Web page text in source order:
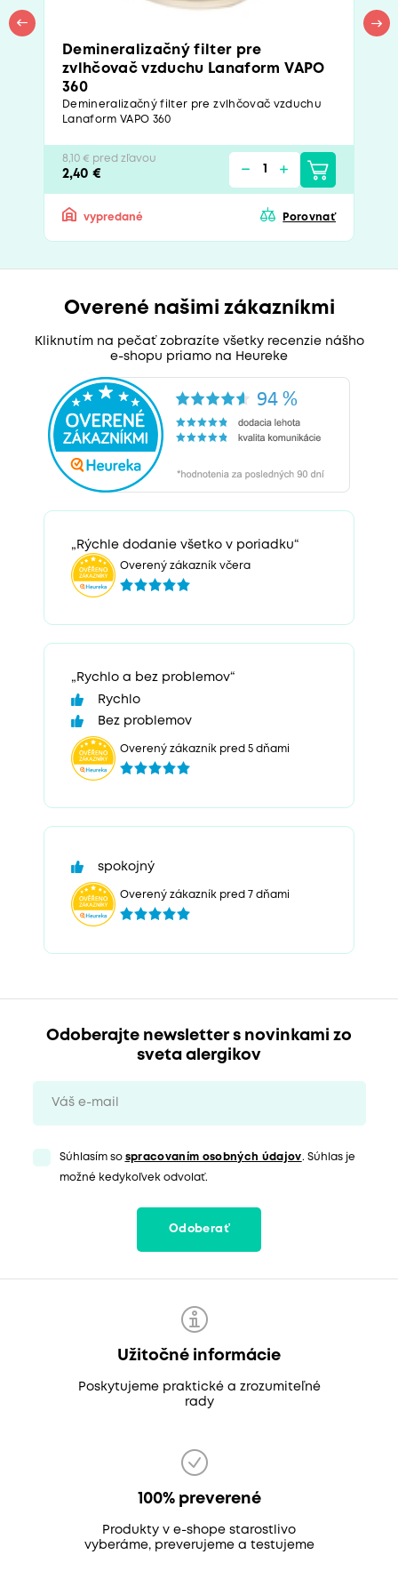
Demineralizačný filter pre
zvlhčovač vzduchu Lanaform VAPO
360
Demineralizačný filter pre zvlhčovač vzduchu
Lanaform VAPO 360
8,10 € pred zľavou
2,40 €
vypredané Porovnať
Overené našimi zákazníkmi
Kliknutím na pečať zobrazíte všetky recenzie nášho
e-shopu priamo na Heureke
„Rýchle dodanie všetko v poriadku“
Overený zákazník včera
„Rychlo a bez problemov“
Rychlo
Bez problemov
Overený zákazník pred 5 dňami
spokojný
Overený zákazník pred 7 dňami
Odoberajte newsletter s novinkami zo
sveta alergikov
Súhlasím so spracovaním osobných údajov. Súhlas je
možné kedykoľvek odvolať.
Odoberať
Užitočné informácie
Poskytujeme praktické a zrozumiteľné
rady
100% preverené
Produkty v e-shope starostlivo
vyberáme, preverujeme a testujeme